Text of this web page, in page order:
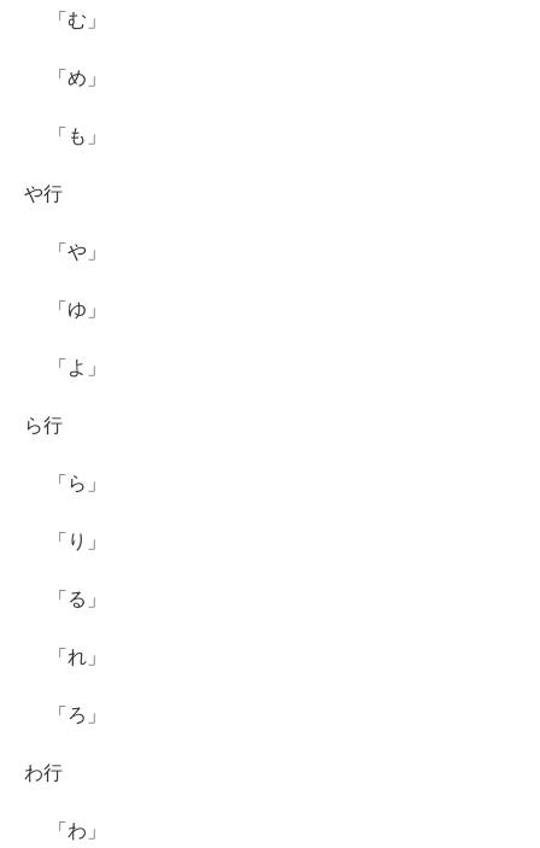
「む」
「め」
「も」
や行
「や」
「ゆ」
「よ」
ら行
「ら」
「り」
「る」
「れ」
「ろ」
わ行
「わ」